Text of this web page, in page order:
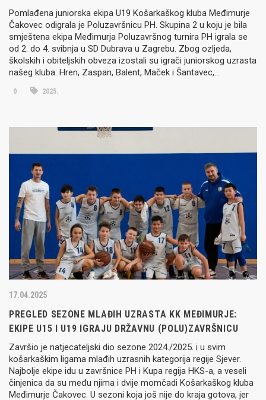
Pomlađena juniorska ekipa U19 Košarkaškog kluba Međimurje
Čakovec odigrala je Poluzavršnicu PH. Skupina 2 u koju je bila
smještena ekipa Međimurja Poluzavršnog turnira PH igrala se
od 2. do 4. svibnja u SD Dubrava u Zagrebu. Zbog ozljeda,
školskih i obiteljskih obveza izostali su igrači juniorskog uzrasta
našeg kluba: Hren, Zaspan, Balent, Maček i Šantavec,…
0 2025.
17.04.2025
PREGLED SEZONE MLAĐIH UZRASTA KK MEĐIMURJE:
EKIPE U15 I U19 IGRAJU DRŽAVNU (POLU)ZAVRŠNICU
Završio je natjecateljski dio sezone 2024./2025. i u svim
košarkaškim ligama mlađih uzrasnih kategorija regije Sjever.
Najbolje ekipe idu u završnice PH i Kupa regija HKS-a, a veseli
činjenica da su među njima i dvije momčadi Košarkaškog kluba
Međimurje Čakovec. U sezoni koja još nije do kraja gotova, jer